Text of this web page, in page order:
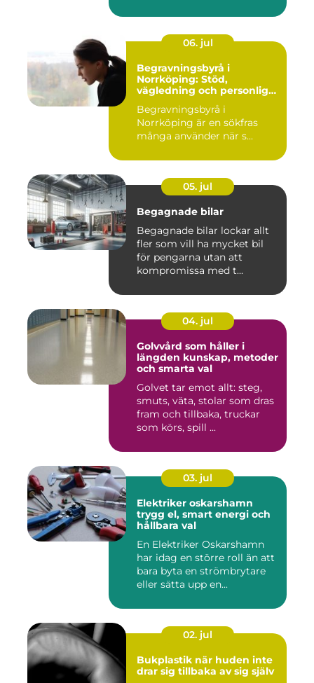
06. jul
Begravningsbyrå i
Norrköping: Stöd,
vägledning och personliga
Begravningsbyrå i
Norrköping är en sökfras
många använder när s...
05. jul
Begagnade bilar
Begagnade bilar lockar allt
fler som vill ha mycket bil
för pengarna utan att
kompromissa med t...
04. jul
Golvvård som håller i
längden kunskap, metoder
och smarta val
Golvet tar emot allt: steg,
smuts, väta, stolar som dras
fram och tillbaka, truckar
som körs, spill ...
03. jul
Elektriker oskarshamn
trygg el, smart energi och
hållbara val
En Elektriker Oskarshamn
har idag en större roll än att
bara byta en strömbrytare
eller sätta upp en...
02. jul
Bukplastik när huden inte
drar sig tillbaka av sig själv